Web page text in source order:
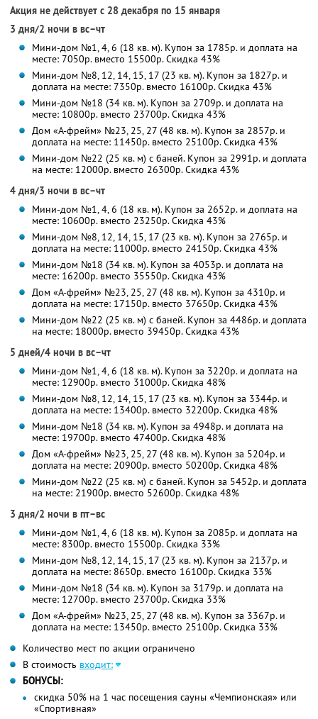
Акция не действует с 28 декабря по 15 января
3 дня/2 ночи в вс–чт
Мини-дом №1, 4, 6 (18 кв. м). Купон за 1785р. и доплата на
месте: 7050р. вместо 15500р. Скидка 43%
Мини-дом №8, 12, 14, 15, 17 (23 кв. м). Купон за 1827р. и
доплата на месте: 7350р. вместо 16100р. Скидка 43%
Мини-дом №18 (34 кв. м). Купон за 2709р. и доплата на
месте: 10800р. вместо 23700р. Скидка 43%
Дом «А-фрейм» №23, 25, 27 (48 кв. м). Купон за 2857р. и
доплата на месте: 11450р. вместо 25100р. Скидка 43%
Мини-дом №22 (25 кв. м) с баней. Купон за 2991р. и доплата
на месте: 12000р. вместо 26300р. Скидка 43%
4 дня/3 ночи в вс–чт
Мини-дом №1, 4, 6 (18 кв. м). Купон за 2652р. и доплата на
месте: 10600р. вместо 23250р. Скидка 43%
Мини-дом №8, 12, 14, 15, 17 (23 кв. м). Купон за 2765р. и
доплата на месте: 11000р. вместо 24150р. Скидка 43%
Мини-дом №18 (34 кв. м). Купон за 4053р. и доплата на
месте: 16200р. вместо 35550р. Скидка 43%
Дом «А-фрейм» №23, 25, 27 (48 кв. м). Купон за 4310р. и
доплата на месте: 17150р. вместо 37650р. Скидка 43%
Мини-дом №22 (25 кв. м) с баней. Купон за 4486р. и доплата
на месте: 18000р. вместо 39450р. Скидка 43%
5 дней/4 ночи в вс–чт
Мини-дом №1, 4, 6 (18 кв. м). Купон за 3220р. и доплата на
месте: 12900р. вместо 31000р. Скидка 48%
Мини-дом №8, 12, 14, 15, 17 (23 кв. м). Купон за 3344р. и
доплата на месте: 13400р. вместо 32200р. Скидка 48%
Мини-дом №18 (34 кв. м). Купон за 4948р. и доплата на
месте: 19700р. вместо 47400р. Скидка 48%
Дом «А-фрейм» №23, 25, 27 (48 кв. м). Купон за 5204р. и
доплата на месте: 20900р. вместо 50200р. Скидка 48%
Мини-дом №22 (25 кв. м) с баней. Купон за 5452р. и доплата
на месте: 21900р. вместо 52600р. Скидка 48%
3 дня/2 ночи в пт–вс
Мини-дом №1, 4, 6 (18 кв. м). Купон за 2085р. и доплата на
месте: 8300р. вместо 15500р. Скидка 33%
Мини-дом №8, 12, 14, 15, 17 (23 кв. м). Купон за 2137р. и
доплата на месте: 8650р. вместо 16100р. Скидка 33%
Мини-дом №18 (34 кв. м). Купон за 3179р. и доплата на
месте: 12700р. вместо 23700р. Скидка 33%
Дом «А-фрейм» №23, 25, 27 (48 кв. м). Купон за 3367р. и
доплата на месте: 13450р. вместо 25100р. Скидка 33%
Количество мест по акции ограничено
В стоимость входит:
БОНУСЫ:
скидка 50% на 1 час посещения сауны «Чемпионская» или
«Спортивная»